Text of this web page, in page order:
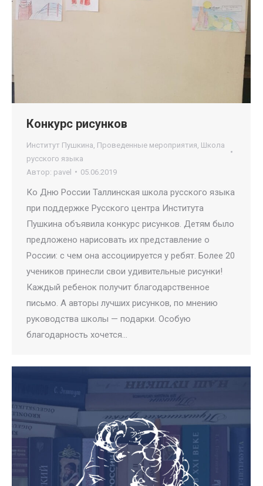
Конкурс рисунков
Институт Пушкина Проведенные мероприятия Школа
русского языка
Автор: pavel 05.06.2019
Ко Дню России Таллинская школа русского языка
при поддержке Русского центра Института
Пушкина объявила конкурс рисунков. Детям было
предложено нарисовать их представление о
России: с чем она ассоциируется у ребят. Более 20
учеников принесли свои удивительные рисунки!
Каждый ребенок получит благодарственное
письмо. А авторы лучших рисунков, по мнению
руководства школы — подарки. Особую
благодарность хочется…